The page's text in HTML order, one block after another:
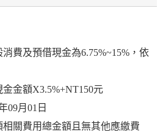
費及預借現金為6.75%~15%，依
金額X3.5%+NT150元
09月01日
關費用總金額且無其他應繳費